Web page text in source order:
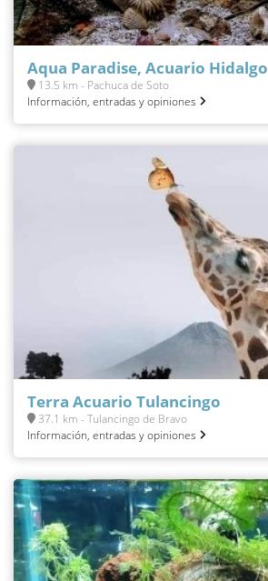
Aqua Paradise, Acuario Hidalgo
13.5 km - Pachuca de Soto
Información, entradas y opiniones
Terra Acuario Tulancingo
37.1 km - Tulancingo de Bravo
Información, entradas y opiniones